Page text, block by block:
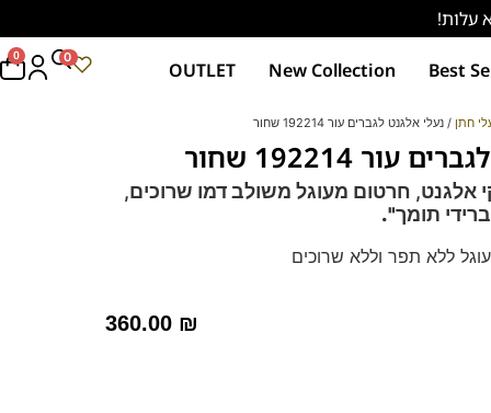
Best
New Collection
OUTLET
0 0
חתן / נעלי אלגנט לגברים עור 192214 שחור
192214 שחור
אלגנט, חרטום מעוגל משולב דמו שרוכים,
תומך".
ללא תפר וללא שרוכים
ספידות וביטנות נושמות וסופגות זיעה.360.00 ₪